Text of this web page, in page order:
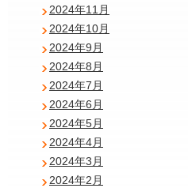
2024年11月
2024年10月
2024年9月
2024年8月
2024年7月
2024年6月
2024年5月
2024年4月
2024年3月
2024年2月